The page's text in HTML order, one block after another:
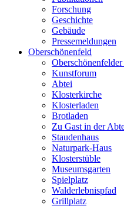
Forschung
Geschichte
Gebäude
Pressemeldungen
Oberschönenfeld
Kunstforum
Abtei
Klosterkirche
Klosterladen
Brotladen
Zu Gast in der
Staudenhaus
Naturpark-Haus
Klosterstüble
Museumsgarten
Spielplatz
Walderlebnispfad
Grillplatz